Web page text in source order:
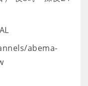
abema-